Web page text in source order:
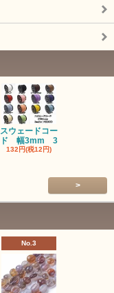
スウェードコー
ド 幅3mm 3
132円(税12円)
>
No.3